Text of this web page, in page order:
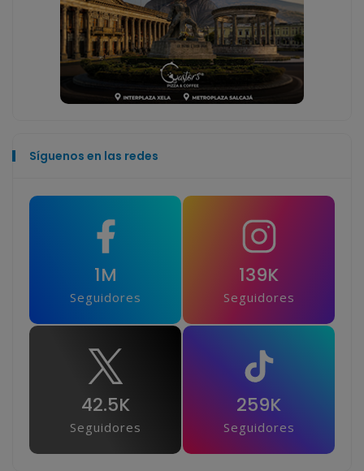
Síguenos en las redes
1M
Seguidores
139K
Seguidores
42.5K
Seguidores
259K
Seguidores